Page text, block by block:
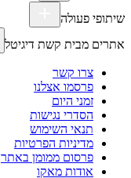
שיתופי פעולה
אתרים מבית קשת דיגיטל
צרו קשר
פרסמו אצלנו
זמני היום
הסדרי נגישות
תנאי השימוש
מדיניות הפרטיות
פרסום ממומן באתר
אודות מאקו